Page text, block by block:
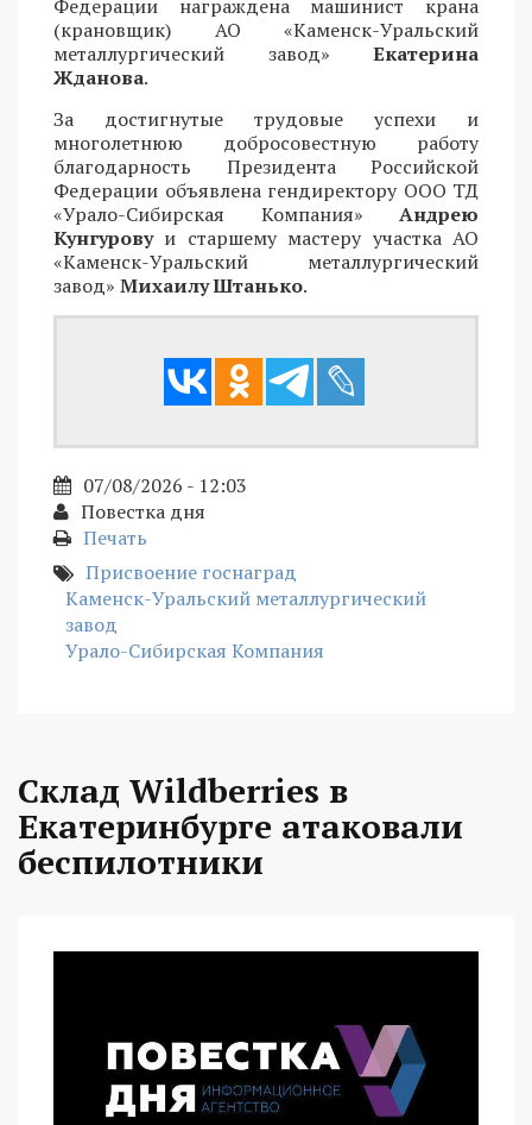
Федерации награждена машинист крана
(крановщик) АО «Каменск-Уральский
металлургический завод» Екатерина
Жданова.
За достигнутые трудовые успехи и
многолетнюю добросовестную работу
благодарность Президента Российской
Федерации объявлена гендиректору ООО ТД
«Урало-Сибирская Компания» Андрею
Кунгуровуи старшему мастеру участка АО
«Каменск-Уральский металлургический
завод» Михаилу Штанько.
07/08/2026 - 12:03
Повестка дня
Печать
Присвоение госнаград
Каменск-Уральский металлургический
завод
Урало-Сибирская Компания
Склад Wildberries в
Екатеринбурге атаковали
беспилотники